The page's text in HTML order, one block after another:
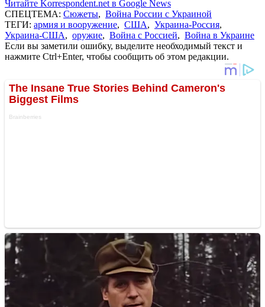
Читайте Korrespondent.net в Google News
СПЕЦТЕМА: Сюжеты, Война России с Украиной
ТЕГИ: армия и вооружение, США, Украина-Россия,
Украина-США, оружие, Война с Россией, Война в Украине
Если вы заметили ошибку, выделите необходимый текст и
нажмите Ctrl+Enter, чтобы сообщить об этом редакции.